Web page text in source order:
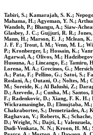
Tabiri, S.; Kamarajah, S. K.;
Mahama, H.; Agyeman, Y. N.;
Wandoh, P.; Bhangu, A.; Siaw-
Glasbey, J. C.; Gujjuri, R. R.;
Mann, H.; Marson, E. J.; Mclean,
J. F. F.; Trout, I. M.; Venn, M. L.;
P.; Kronberger, I.; Hossain, K.;
Agarwal, A.; Olivos, M.;
Hussuna, A.; Lincango, E.; Tamiru,
Lorena, M. A.; Grecinos, G.;
A.; Pata, F.; Pellino, G.; Satoi, S.;
Roslani, A.; Outani, O.; Noltes, M.;
M.; Soreide, K.; Al Balushi, Z.;
D.; Azevedo, J.; Cunha, M.;
F.; Radenkovic, D.; Xiang, F. K.
Wickramasinghe, D.; Elmujtaba,
Chakrabortee, S.; Demetriades, A.;
Raghavan, V.; Roberts, K.;
D.; Wright, N.; Dajti, I.; Valenzuela,
Dudi-Venkata, N. N.; Kroon, H. M.;